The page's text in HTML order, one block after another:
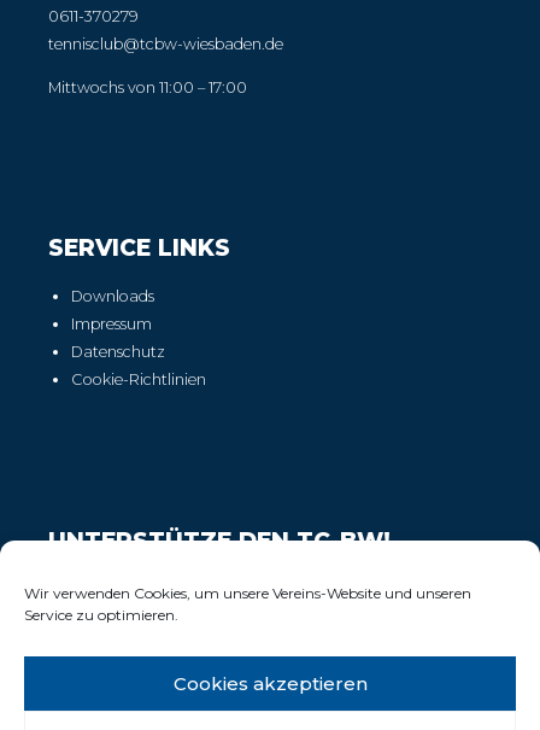
Wir verwenden Cookies, um unsere Vereins-Website und unseren
Service zu optimieren.
Cookies akzeptieren
0611-370279
tennisclub@tcbw-wiesbaden.de
Mittwochs von 11:00 – 17:00
SERVICE LINKS
Downloads
Impressum
Datenschutz
Cookie-Richtlinien
UNTERSTÜTZE DEN TC-BW!
Wir freuen uns über Deinen Support!